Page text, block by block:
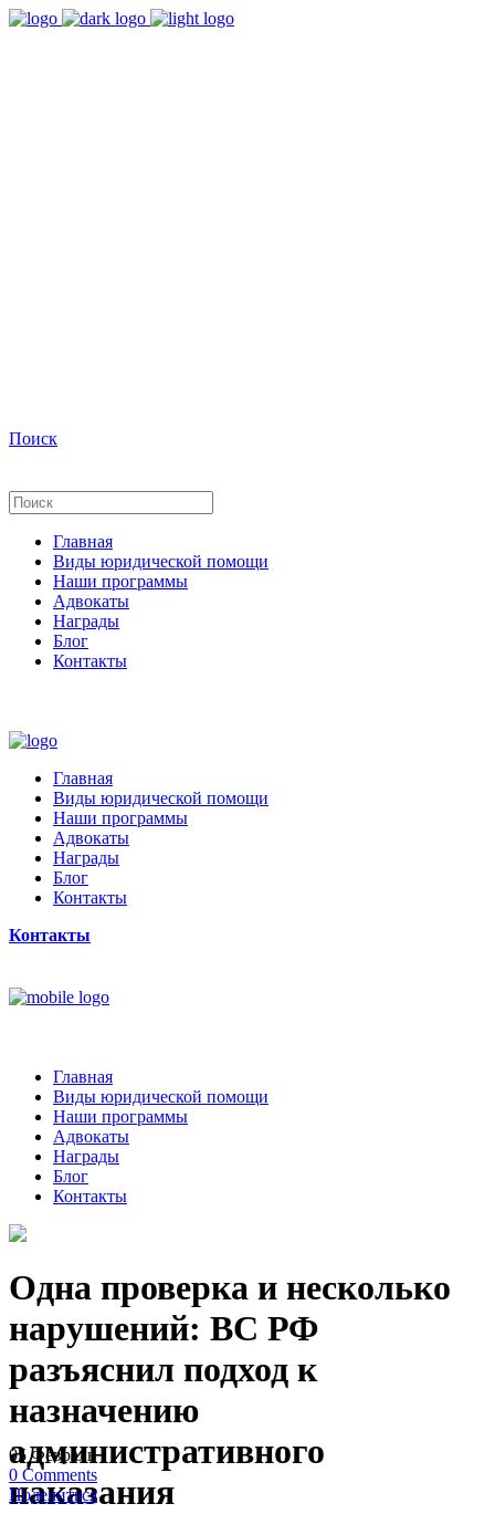
Поиск
Главная
Виды юридической помощи
Наши программы
Адвокаты
Награды
Блог
Контакты
Главная
Виды юридической помощи
Наши программы
Адвокаты
Награды
Блог
Контакты
Контакты
Главная
Виды юридической помощи
Наши программы
Адвокаты
Награды
Блог
Контакты
Одна проверка и несколько
нарушений: ВС РФ
разъяснил подход к
назначению
административного
наказания
05 Февраль
0 Comments
Поделиться